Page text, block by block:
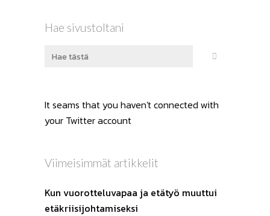
Hae sivustoltani
It seams that you haven't connected with
your Twitter account
Viimeisimmät artikkelit
Kun vuorotteluvapaa ja etätyö muuttui
etäkriisijohtamiseksi